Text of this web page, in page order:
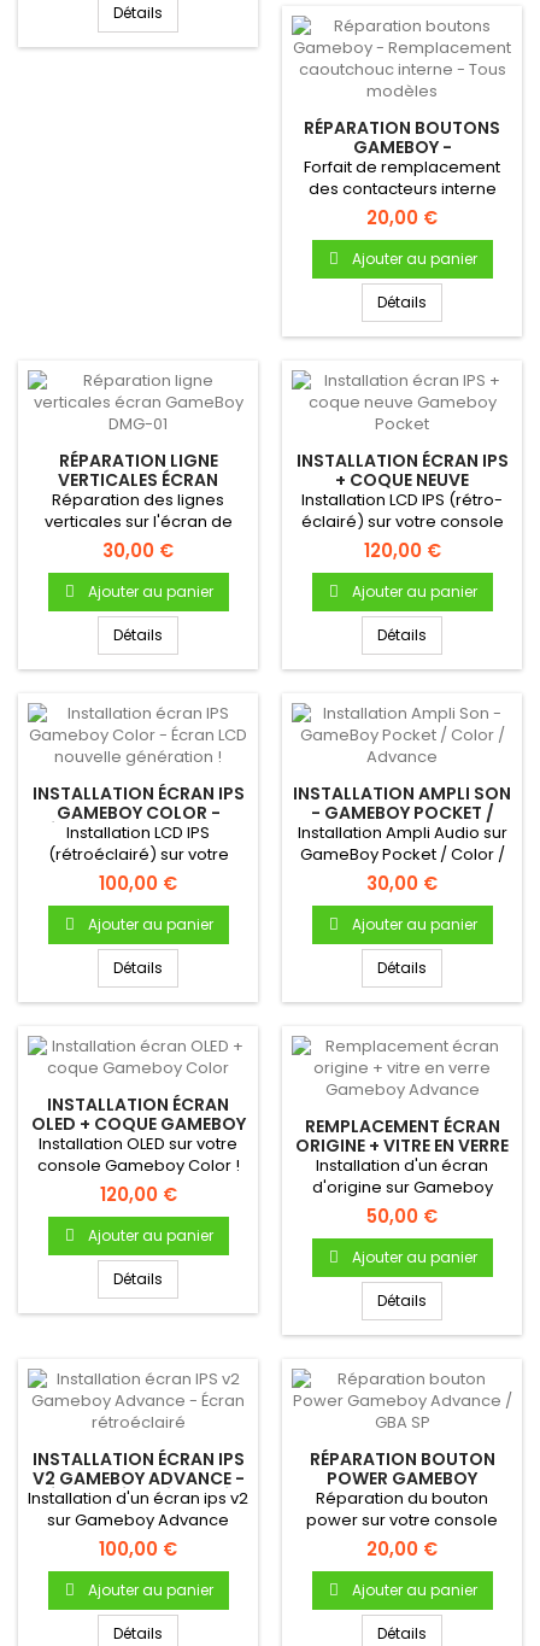
Détails
RÉPARATION BOUTONS
GAMEBOY -
REMPLACEMENT
CAOUTCHOUC INTERNE -
TOUS MODÈLES
Forfait de remplacement
des contacteurs interne
des boutons de votre...
20,00 €
Ajouter au panier
Détails
RÉPARATION LIGNE
VERTICALES ÉCRAN
GAMEBOY DMG-01
Réparation des lignes
verticales sur l'écran de
votre GameBoy DMG-01
30,00 €
Ajouter au panier
Détails
INSTALLATION ÉCRAN IPS
+ COQUE NEUVE
GAMEBOY POCKET
Installation LCD IPS (rétro-
éclairé) sur votre console
Gameboy Pocket!Écran...
120,00 €
Ajouter au panier
Détails
INSTALLATION ÉCRAN IPS
GAMEBOY COLOR -
ÉCRAN LCD NOUVELLE
GÉNÉRATION !
Installation LCD IPS
(rétroéclairé) sur votre
console Gameboy Color !
Écran...
100,00 €
Ajouter au panier
Détails
INSTALLATION AMPLI SON
- GAMEBOY POCKET /
COLOR / ADVANCE
Installation Ampli Audio sur
GameBoy Pocket / Color /
Advance
30,00 €
Ajouter au panier
Détails
INSTALLATION ÉCRAN
OLED + COQUE GAMEBOY
COLOR
Installation OLED sur votre
console Gameboy Color !
Écran OLED nouvelle...
120,00 €
Ajouter au panier
Détails
REMPLACEMENT ÉCRAN
ORIGINE + VITRE EN VERRE
GAMEBOY ADVANCE
Installation d'un écran
d'origine sur Gameboy
Advance Écran LCD original
(32...
50,00 €
Ajouter au panier
Détails
INSTALLATION ÉCRAN IPS
V2 GAMEBOY ADVANCE -
ÉCRAN RÉTROÉCLAIRÉ
Installation d'un écran ips v2
sur Gameboy Advance
Écran LCD IPS...
100,00 €
Ajouter au panier
Détails
RÉPARATION BOUTON
POWER GAMEBOY
ADVANCE / GBA SP
Réparation du bouton
power sur votre console
GBA !
20,00 €
Ajouter au panier
Détails